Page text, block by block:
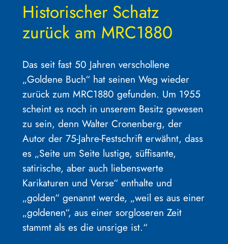
Historischer Schatz
zurück am MRC1880
Das seit fast 50 Jahren verschollene
„Goldene Buch“ hat seinen Weg wieder
zurück zum MRC1880 gefunden. Um 1955
scheint es noch in unserem Besitz gewesen
zu sein, denn Walter Cronenberg, der
Autor der 75-Jahre-Festschrift erwähnt, dass
es „Seite um Seite lustige, süffisante,
satirische, aber auch liebenswerte
Karikaturen und Verse“ enthalte und
„golden“ genannt werde, „weil es aus einer
„goldenen“, aus einer sorgloseren Zeit
stammt als es die unsrige ist.“